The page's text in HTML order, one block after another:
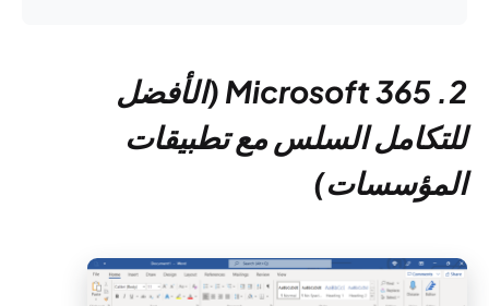
2. Microsoft 365 (الأفضل
للتكامل السلس مع تطبيقات
المؤسسات)